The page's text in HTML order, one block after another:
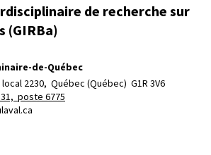
de recherche sur
(GIRBa)
de-Québec
2230, Québec (Québec)  G1R 3V6
poste 6775